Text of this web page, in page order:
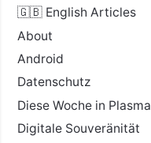
🇬🇧 English Articles
About
Android
Datenschutz
Diese Woche in Plasma
Digitale Souveränität